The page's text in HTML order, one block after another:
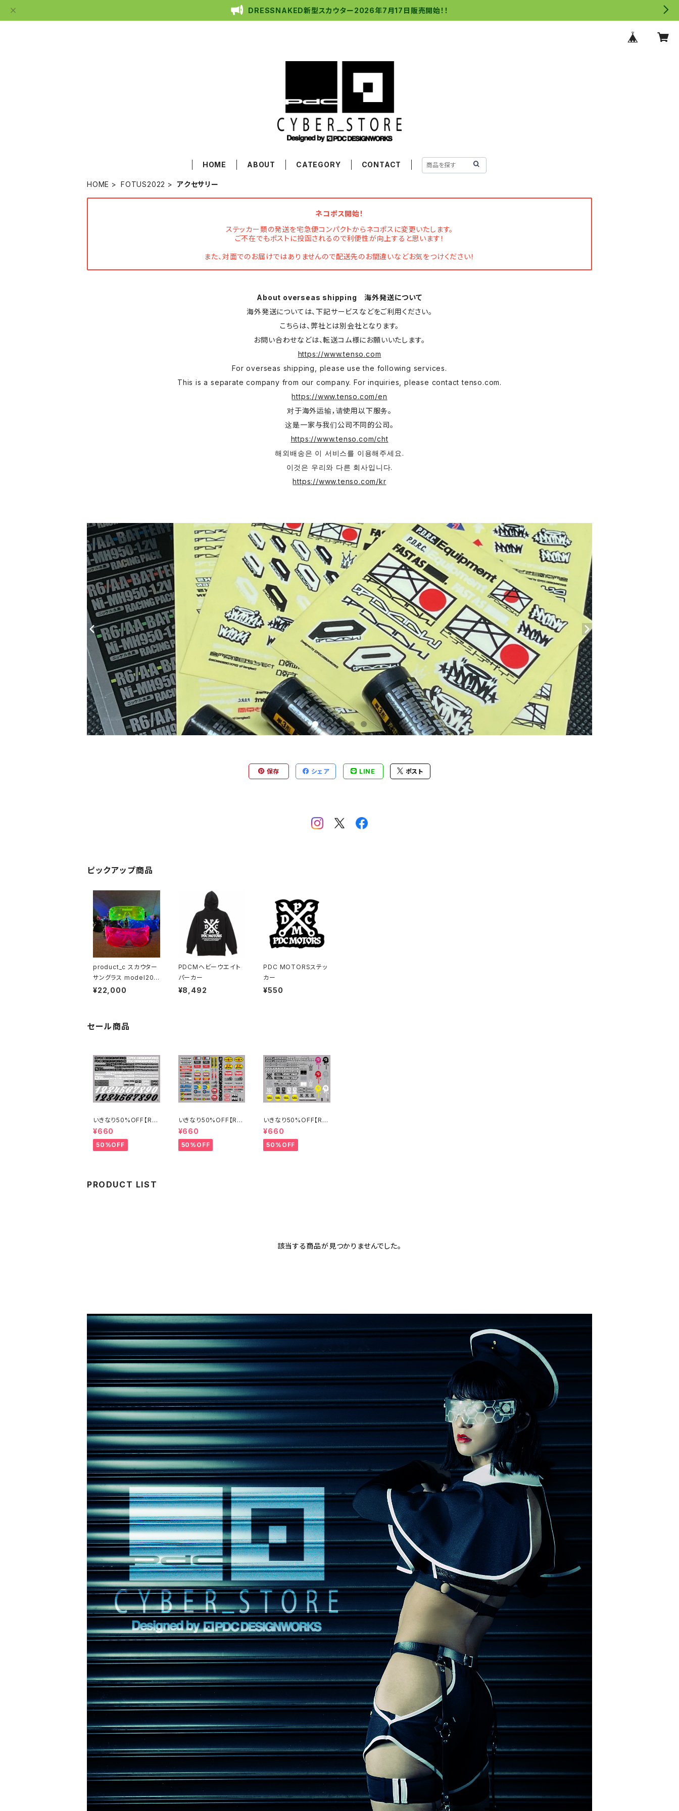
DRESSNAKED新型スカウター2026年7月17日販売開始！！
HOME ABOUT CATEGORY CONTACT
HOME FOTUS2022 アクセサリー
ネコポス開始！
ステッカー類の発送を宅急便コンパクトからネコポスに変更いたします。
ご不在でもポストに投函されるので利便性が向上すると思います！
また、対面でのお届けではありませんので配送先のお間違いなどお気をつけください！
About overseas shipping 海外発送について
海外発送については、下記サービスなどをご利用ください。
こちらは、弊社とは別会社となります。
お問い合わせなどは、転送コム様にお願いいたします。
https://www.tenso.com
For overseas shipping, please use the following services.
This is a separate company from our company. For inquiries, please contact tenso.com.
https://www.tenso.com/en
对于海外运输，请使用以下服务。
这是一家与我们公司不同的公司。
https://www.tenso.com/cht
해외배송은 이 서비스를 이용해주세요.
이것은 우리와 다른 회사입니다.
https://www.tenso.com/kr
保存 シェア LINE ポスト
ピックアップ商品
product_c スカウター
サングラス model202
6
¥22,000
PDCMヘビーウエイト
パーカー
¥8,492
PDC MOTORSステッ
カー
¥550
セール商品
いきなり50%OFF【RC
01】ロゴステッカー202
4
¥660
50%OFF
いきなり50%OFF【RC
02】スポンサーステッカ
ーA 2024
¥660
50%OFF
いきなり50%OFF【RC
03】スポンサーステッカ
ーB 2024
¥660
50%OFF
PRODUCT LIST
該当する商品が見つかりませんでした。